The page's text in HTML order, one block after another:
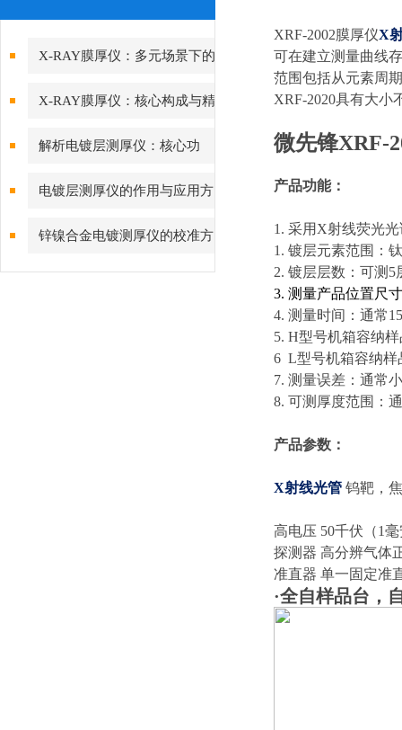
X-RAY膜厚仪：多元场景下的
精准检测边界
X-RAY膜厚仪：核心构成与精
密协作的科技密码
解析电镀层测厚仪：核心功
能、行业应用与技术亮点
电镀层测厚仪的作用与应用方
向分析
锌镍合金电镀测厚仪的校准方
法与重要性
XRF-2002膜厚仪X
可在建立测量曲线
范围包括从元素周
XRF-2020具有大小
微先锋XRF-
产品功能：
1. 采用X射线荧光
1. 镀层元素范围：
2. 镀层层数：可测5
3. 测量产品位置尺
4. 测量时间：通常
5. H型号机箱容纳样
6 L型号机箱容纳样
7. 测量误差：通常
8. 可测厚度范围：
产品参数：
X射线光管 钨靶，
高电压 50千伏（1
探测器 高分辨气体
准直器 单一固定准
·全自样品台，